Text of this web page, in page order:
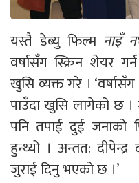
यस्तै डेब्यु फिल्म नाइँ
वर्षासँग स्क्रिन शेयर
खुसि व्यक्त गरे ।
पाउँदा खुसि लागेको छ ।
पनि तपाई दुई
हुन्थ्यो । अन्तत: दीपेन्द्र
जुराई दिनु भएको छ ।’